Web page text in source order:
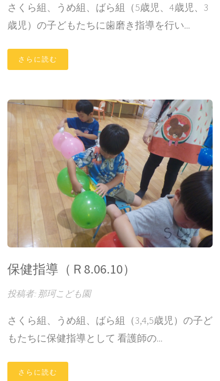
さくら組、うめ組、ばら組（5歳児、4歳児、3
歳児）の子どもたちに歯磨き指導を行い...
さらに読む
保健指導（Ｒ8.06.10）
投稿者: 那珂こども園
さくら組、うめ組、ばら組（3,4,5歳児）の子ど
もたちに保健指導として 看護師の...
さらに読む